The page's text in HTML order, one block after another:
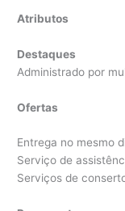
Atributos
Destaques
Administrado por
Ofertas
Entrega no mesmo
Serviço de
Serviços de